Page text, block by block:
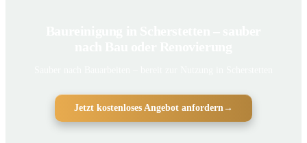
Jetzt kostenloses Angebot anfordern→